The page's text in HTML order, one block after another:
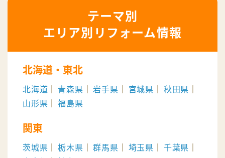
エリア別リフォーム情報
北海道・東北
北海道 青森県 岩手県 宮城県
秋田県
山形県
福島県
関東
茨城県 栃木県 群馬県 埼玉県
千葉県